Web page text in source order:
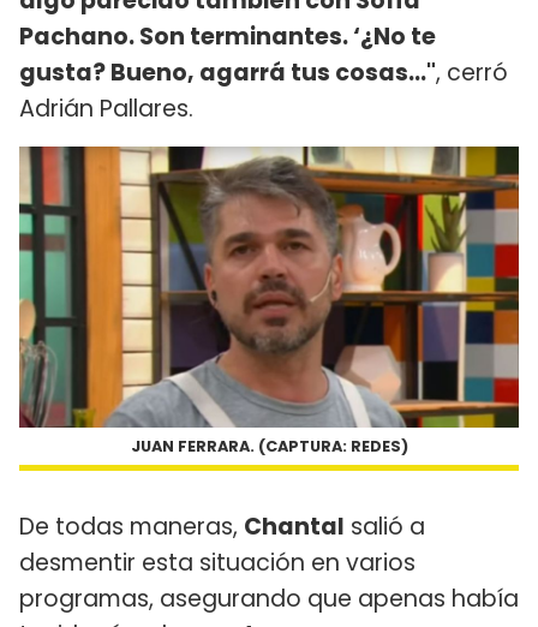
Pachano. Son terminantes. ‘¿No te
gusta? Bueno, agarrá tus cosas…", cerró
Adrián Pallares.
JUAN FERRARA. (CAPTURA: REDES)
De todas maneras, Chantal salió a
desmentir esta situación en varios
programas, asegurando que apenas había